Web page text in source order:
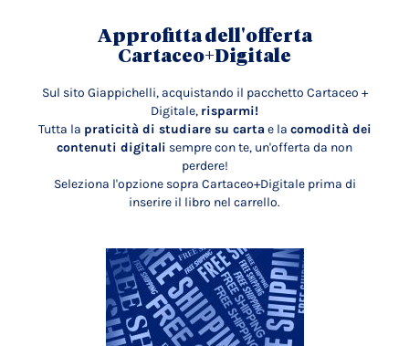
Approfitta dell'offerta
Cartaceo+Digitale
Sul sito Giappichelli, acquistando il pacchetto Cartaceo +
Digitale, risparmi!
Tutta la praticità di studiare su carta e la comodità dei
contenuti digitali sempre con te, un'offerta da non
perdere!
Seleziona l'opzione sopra Cartaceo+Digitale prima di
inserire il libro nel carrello.